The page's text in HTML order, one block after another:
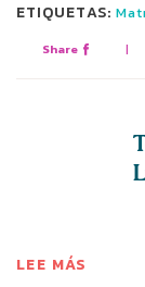
ETIQUETAS:
Share |
LEE MÁS